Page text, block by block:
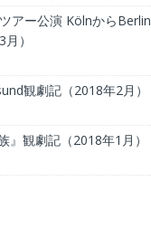
アー公演 KölnからBerlin
）
観劇記（2018年2月）
』観劇記（2018年1月）